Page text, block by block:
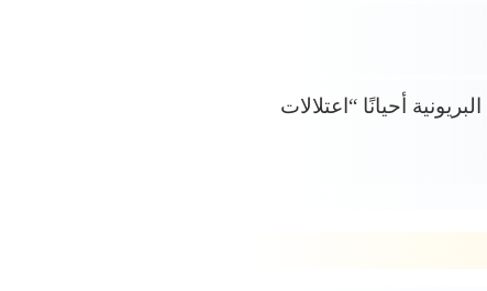
أحيانًا “اعتلالات